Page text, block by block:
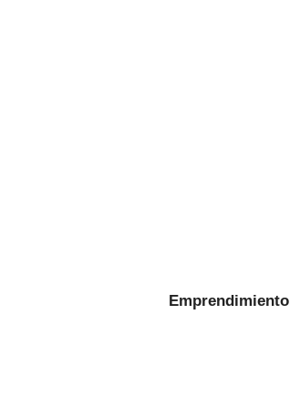
Emprendimiento